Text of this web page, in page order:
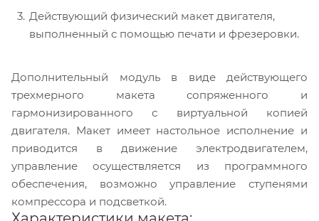
Действующий физический макет двигателя,
выполненный с помощью печати и фрезеровки.
Дополнительный модуль в виде действующего
трехмерного макета сопряженного и
гармонизированного с виртуальной копией
двигателя. Макет имеет настольное исполнение и
приводится в движение электродвигателем,
управление осуществляется из программного
обеспечения, возможно управление ступенями
компрессора и подсветкой.